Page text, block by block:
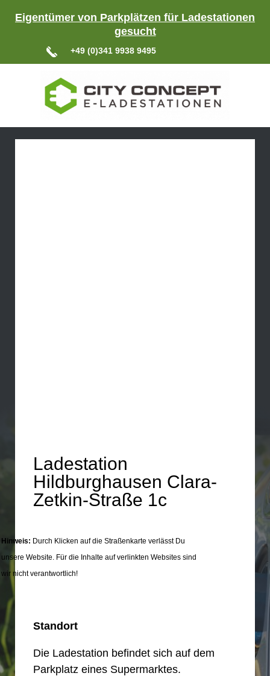
Eigentümer von Parkplätzen für Ladestationen
gesucht
+49 (0)341 9938 9495
Ladestation
Hildburghausen Clara-
Zetkin-Straße 1c
Hinweis: Durch Klicken auf die Straßenkarte verlässt Du
unsere Website. Für die Inhalte auf verlinkten Websites sind
wir nicht verantwortlich!
Standort
Die Ladestation befindet sich auf dem
Parkplatz eines Supermarktes.